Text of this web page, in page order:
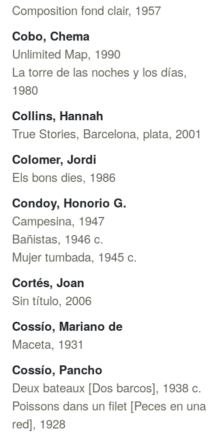
Composition fond clair, 1957
Cobo, Chema
Unlimited Map, 1990
La torre de las noches y los días,
1980
Collins, Hannah
True Stories, Barcelona, plata, 2001
Colomer, Jordi
Els bons dies, 1986
Condoy, Honorio G.
Campesina, 1947
Bañistas, 1946 c.
Mujer tumbada, 1945 c.
Cortés, Joan
Sin título, 2006
Cossío, Mariano de
Maceta, 1931
Cossío, Pancho
Deux bateaux [Dos barcos], 1938 c.
Poissons dans un filet [Peces en una
red], 1928